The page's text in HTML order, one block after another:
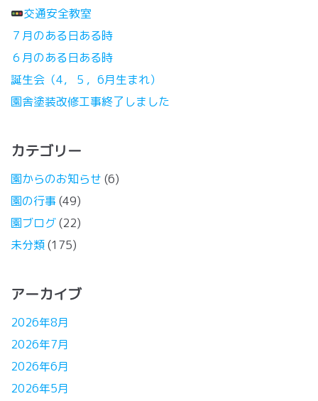
交通安全教室
７月のある日ある時
６月のある日ある時
誕生会（4，５，6月生まれ）
園舎塗装改修工事終了しました
カテゴリー
園からのお知らせ (6)
園の行事 (49)
園ブログ(22)
未分類(175)
アーカイブ
2026年8月
2026年7月
2026年6月
2026年5月